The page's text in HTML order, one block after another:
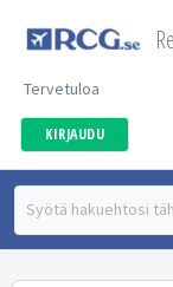
Tervetuloa
KIRJAUDU